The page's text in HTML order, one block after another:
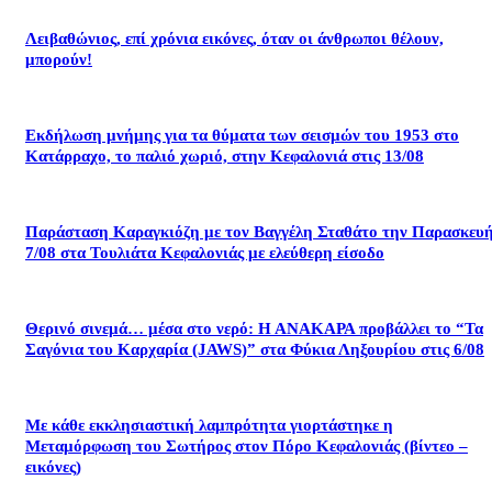
Λειβαθώνιος, επί χρόνια εικόνες, όταν οι άνθρωποι θέλουν,
μπορούν!
Εκδήλωση μνήμης για τα θύματα των σεισμών του 1953 στο
Κατάρραχο, το παλιό χωριό, στην Κεφαλονιά στις 13/08
Παράσταση Καραγκιόζη με τον Βαγγέλη Σταθάτο την
7/08 στα Τουλιάτα Κεφαλονιάς με ελεύθερη είσοδο
Θερινό σινεμά… μέσα στο νερό: Η ΑΝΑΚΑΡΑ προβάλλει το “Τα
Σαγόνια του Καρχαρία (JAWS)” στα Φύκια Ληξουρίου στις 6/08
Με κάθε εκκλησιαστική λαμπρότητα γιορτάστηκε η
Μεταμόρφωση του Σωτήρος στον Πόρο Κεφαλονιάς (βίντεο –
εικόνες)